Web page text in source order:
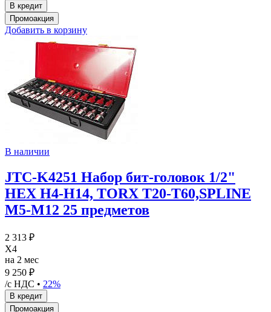
Добавить в корзину
В наличии
JTC-K4251 Набор бит-головок 1/2"
HEX H4-H14, TORX T20-T60,SPLINE
M5-M12 25 предметов
2 313 ₽
X4
на 2 мес
9 250 ₽
/с НДС • 22%